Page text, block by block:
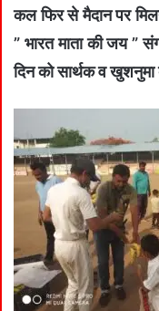
कल फिर से मैदान पर
” भारत माता की जय ”
दिन को सार्थक व खुशनुमा